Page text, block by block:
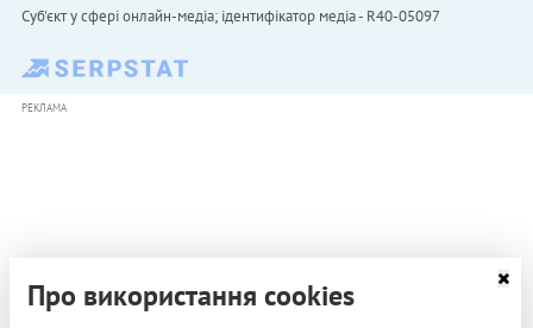
Cуб'єкт у сфері онлайн-медіа; ідентифікатор медіа - R40-05097
РЕКЛАМА
Про використання cookies